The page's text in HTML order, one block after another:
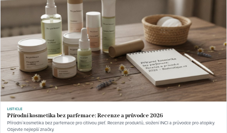
LISTICLE
Přírodní kosmetika bez parfemace: Recenze a průvodce 2026
Přírodní kosmetika bez parfemace pro citlivou pleť. Recenze produktů, složení INCI a průvodce pro atopiky.
Objevte nejlepší značky.